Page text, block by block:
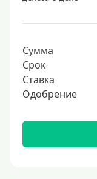
Сумма
Срок
Ставка
Одобрение